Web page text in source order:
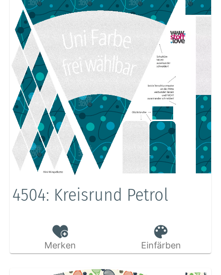
4504: Kreisrund Petrol
Merken Einfärben